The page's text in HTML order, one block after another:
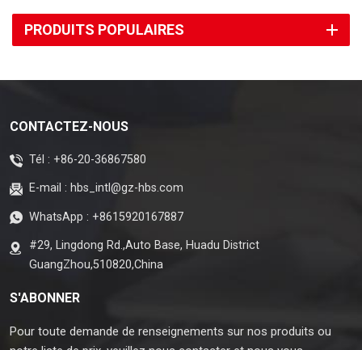
PRODUITS POPULAIRES
CONTACTEZ-NOUS
Tél : +86-20-36867580
E-mail : hbs_intl@gz-hbs.com
WhatsApp : +8615920167887
#29, Lingdong Rd.,Auto Base, Huadu District
GuangZhou,510820,China
S'ABONNER
Pour toute demande de renseignements sur nos produits ou